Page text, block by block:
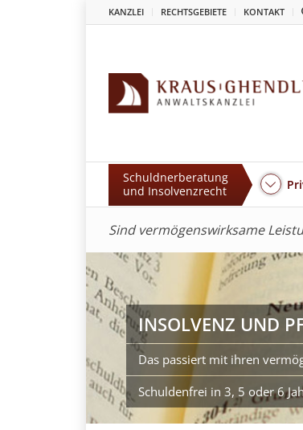
KANZLEI RECHTSGEBIETE KONTAKT
Schuldnerberatung
und Insolvenzrecht
Sind vermögenswirksame
INSOLVENZ UND
Das passiert mit ihren
Schuldenfrei in 3, 5 oder 6